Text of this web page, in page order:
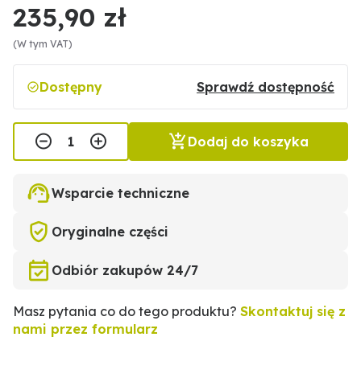
235,90 zł
(W tym VAT)
Dostępny Sprawdź dostępność
Dodaj do koszyka
Wsparcie techniczne
Oryginalne części
Odbiór zakupów 24/7
Masz pytania co do tego produktu? Skontaktuj się z
nami przez formularz